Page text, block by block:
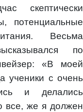
скептически
потенциальные
Весьма
по
«В моей
ученики с очень
и делались
все, же я должен